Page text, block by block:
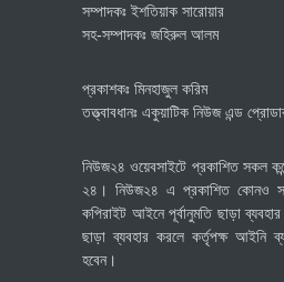
সম্পাদকঃ ইশতিয়াক সারোয়ার
সহ-সম্পাদকঃ জহিরুল আলম
প্রকাশকঃ মিনহাজুল করিম
তত্ত্বাবধানঃ একুয়াটিক নিউজ এন্ড
নিউজ২৪ ওয়েবসাইটে প্রকাশিত সকল
২৪। নিউজ২৪ এ প্রকাশিত কোনও
কপিরাইট আইনে পূর্বানুমতি ছাড়া
ছাড়া ব্যবহার করলে কর্তৃপক্ষ আইনি
হবেন।